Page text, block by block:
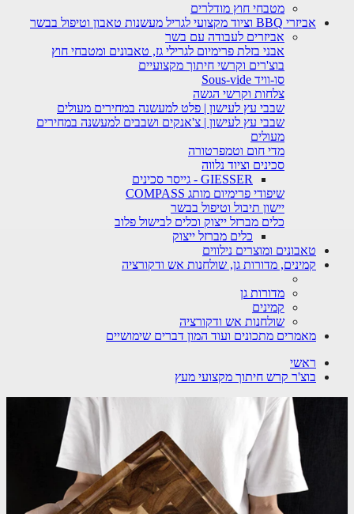
מטבחי חוץ מודלרים
אביזרי BBQ וציוד מקצועי לגריל מעשנות טאבון וטיפול בבשר
אביזרים לעבודה עם בשר
אבני בזלת פרימיום לגרילי גז, טאבונים ומטבחי חוץ
בוצ'רים וקרשי חיתוך מקצועיים
סו-וויד Sous-vide
צלחות וקרשי הגשה
שבבי עץ לעישון | פלט למעשנה במחירים מעולים
שבבי עץ לעישון | צ'אנקים ושבבים למעשנה במחירים
מעולים
מדי חום וטמפרטורה
סכינים וציוד נלווה
GIESSER - גייסר סכינים
שיפודי פרימיום מותג COMPASS
יישון תיבול וטיפול בבשר
כלים מברזל ייצוק וכלים לבישול פלוב
כלים מברזל ייצוק
טאבונים ומוצרים נילווים
קמינים, מדורות גן, שולחנות אש ודקורציה
מדורות גן
קמינים
שולחנות אש ודקורציה
מאמרים מתכונים ועוד המון דברים שימושיים
ראשי
בוצ'ר קרש חיתוך מקצועי מעץ